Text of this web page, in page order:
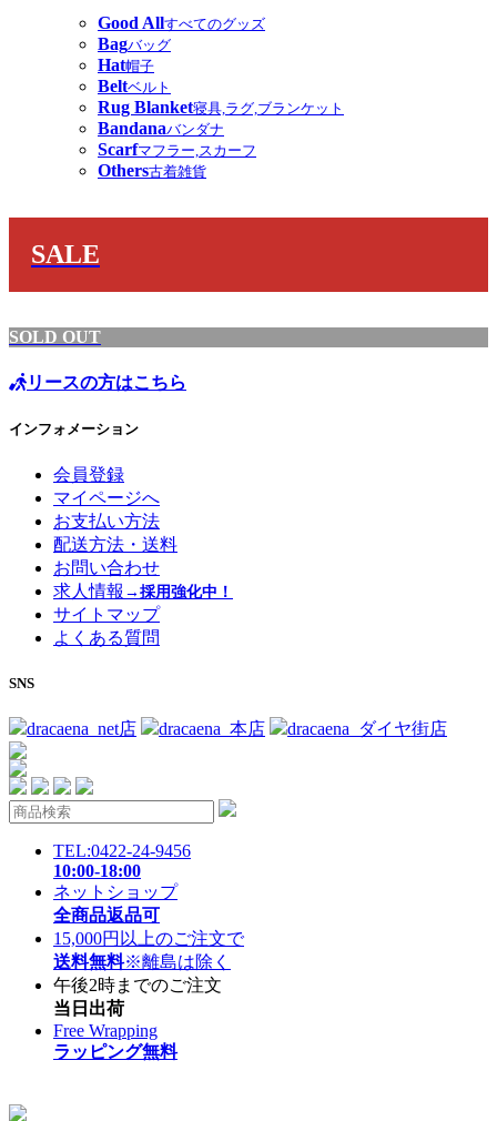
Good Allすべてのグッズ
Bagバッグ
Hat帽子
Beltベルト
Rug Blanket寝具,ラグ,ブランケット
Bandanaバンダナ
Scarfマフラー,スカーフ
Others古着雑貨
SALE
SOLD OUT
リースの方はこちら
インフォメーション
会員登録
マイページへ
お支払い方法
配送方法・送料
お問い合わせ
求人情報 →採用強化中！
サイトマップ
よくある質問
SNS
dracaena_net店 dracaena_本店 dracaena_ダイヤ街店
TEL:0422-24-9456
10:00-18:00
ネットショップ
全商品返品可
15,000円以上のご注文で
送料無料※離島は除く
午後2時までのご注文
当日出荷
Free Wrapping
ラッピング無料